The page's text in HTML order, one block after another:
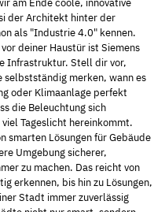
der Architekt hinter der
als "Industrie 4.0" kennen.
deiner Haustür ist Siemens
Infrastruktur. Stell dir vor,
selbstständig merken, wann es
oder Klimaanlage perfekt
die Beleuchtung sich
Tageslicht hereinkommt.
smarten Lösungen für Gebäude
Umgebung sicherer,
zu machen. Das reicht von
erkennen, bis hin zu Lösungen,
Stadt immer zuverlässig